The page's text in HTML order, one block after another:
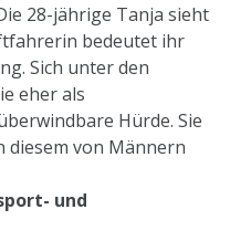
28-jährige Tanja sieht
bedeutet ihr
Sich unter den
eher als
Hürde. Sie
diesem von Männern
und